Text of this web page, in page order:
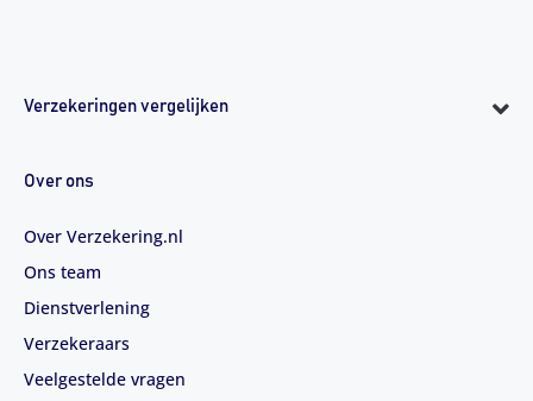
Verzekeringen vergelijken
Over ons
Over Verzekering.nl
Ons team
Dienstverlening
Verzekeraars
Veelgestelde vragen